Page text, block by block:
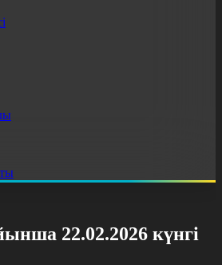
22.02.2026 күнгі